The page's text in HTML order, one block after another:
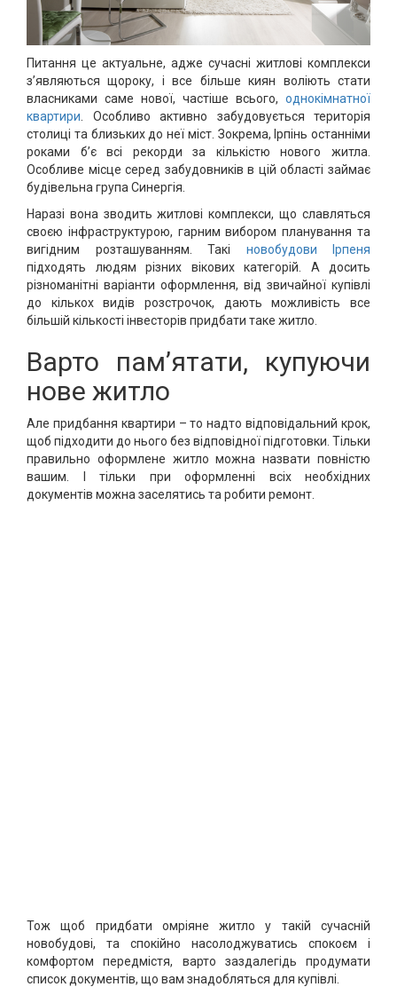
Питання це актуальне, адже сучасні житлові комплекси
з’являються щороку, і все більше киян воліють стати
власниками саме нової, частіше всього, однокімнатної
квартири. Особливо активно забудовується територія
столиці та близьких до неї міст. Зокрема, Ірпінь останніми
роками б’є всі рекорди за кількістю нового житла.
Особливе місце серед забудовників в цій області займає
будівельна група Синергія.
Наразі вона зводить житлові комплекси, що славляться
своєю інфраструктурою, гарним вибором планування та
вигідним розташуванням. Такі новобудови Ірпеня
підходять людям різних вікових категорій. А досить
різноманітні варіанти оформлення, від звичайної купівлі
до кількох видів розстрочок, дають можливість все
більшій кількості інвесторів придбати таке житло.
Варто пам’ятати, купуючи
нове житло
Але придбання квартири – то надто відповідальний крок,
щоб підходити до нього без відповідної підготовки. Тільки
правильно оформлене житло можна назвати повністю
вашим. І тільки при оформленні всіх необхідних
документів можна заселятись та робити ремонт.
Тож щоб придбати омріяне житло у такій сучасній
новобудові, та спокійно насолоджуватись спокоєм і
комфортом передмістя, варто заздалегідь продумати
список документів, що вам знадобляться для купівлі.